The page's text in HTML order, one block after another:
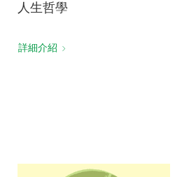
人生哲學
詳細介紹